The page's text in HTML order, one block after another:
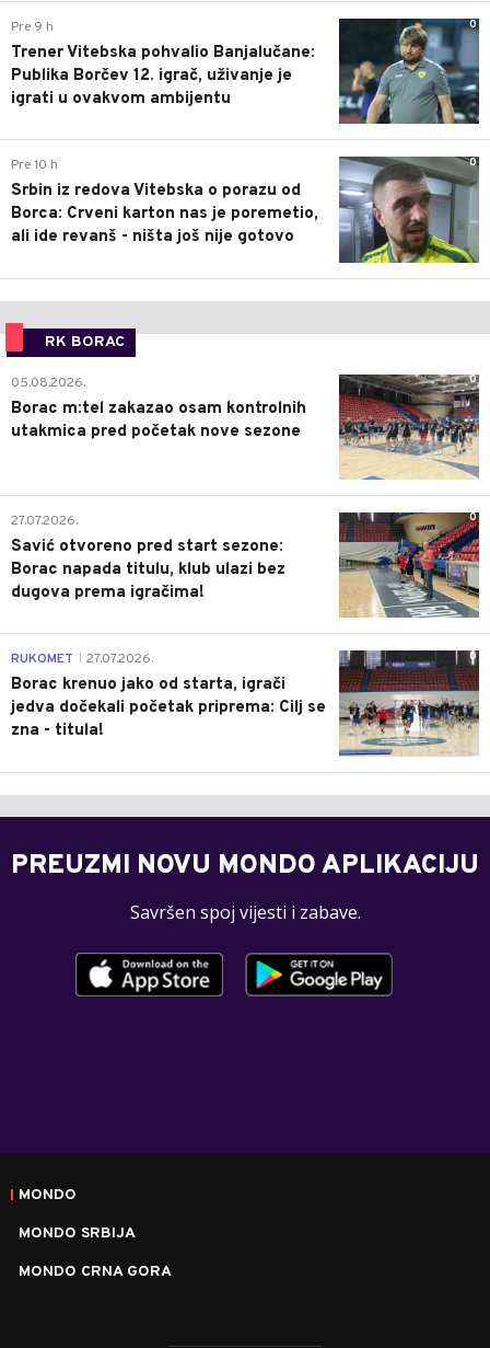
0
Pre 9 h
Trener Vitebska pohvalio Banjalučane:
Publika Borčev 12. igrač, uživanje je
igrati u ovakvom ambijentu
0
Pre 10 h
Srbin iz redova Vitebska o porazu od
Borca: Crveni karton nas je poremetio,
ali ide revanš - ništa još nije gotovo
RK BORAC
0
05.08.2026.
Borac m:tel zakazao osam kontrolnih
utakmica pred početak nove sezone
0
27.07.2026.
Savić otvoreno pred start sezone:
Borac napada titulu, klub ulazi bez
dugova prema igračima!
0
RUKOMET 27.07.2026.
Borac krenuo jako od starta, igrači
jedva dočekali početak priprema: Cilj se
zna - titula!
PREUZMI NOVU MONDO APLIKACIJU
Savršen spoj vijesti i zabave.
MONDO
MONDO SRBIJA
MONDO CRNA GORA